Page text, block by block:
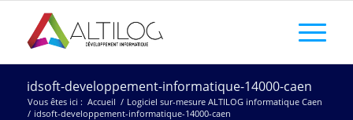
idsoft-developpement-informatique-14000-caen
Vous êtes ici : Accueil / Logiciel sur-mesure ALTILOG informatique Caen
/ idsoft-developpement-informatique-14000-caen